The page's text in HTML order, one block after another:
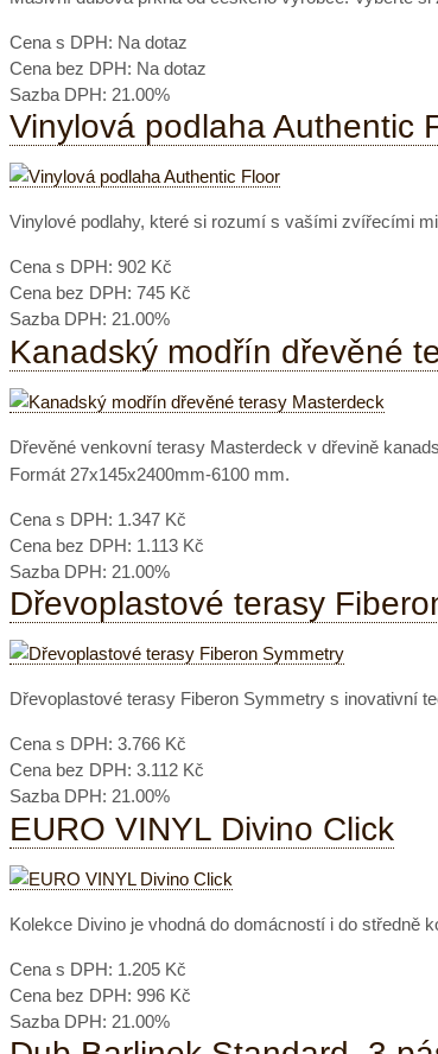
Cena s DPH: Na dotaz
Cena bez DPH: Na dotaz
Sazba DPH: 21.00%
Vinylová podlaha Authentic
Vinylové podlahy, které si rozumí s vašími zvířecími
Cena s DPH: 902 Kč
Cena bez DPH: 745 Kč
Sazba DPH: 21.00%
Kanadský modřín dřevěné
Dřevěné venkovní terasy Masterdeck v dřevině
Formát 27x145x2400mm-6100 mm.
Cena s DPH: 1.347 Kč
Cena bez DPH: 1.113 Kč
Sazba DPH: 21.00%
Dřevoplastové terasy
Dřevoplastové terasy Fiberon Symmetry s inovativní
Cena s DPH: 3.766 Kč
Cena bez DPH: 3.112 Kč
Sazba DPH: 21.00%
EURO VINYL Divino Click
Kolekce Divino je vhodná do domácností i do středně
Cena s DPH: 1.205 Kč
Cena bez DPH: 996 Kč
Sazba DPH: 21.00%